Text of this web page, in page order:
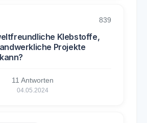
839
Klebstoffe,
Projekte
11 Antworten
04.05.2024